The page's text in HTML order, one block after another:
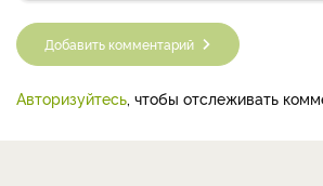
Добавить комментарий
Авторизуйтесь , чтобы отслеживать